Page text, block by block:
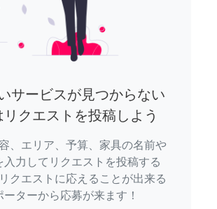
サービスが見つからない
リクエストを投稿しよう
、エリア、予算、家具の名前や
入力してリクエストを投稿する
クエストに応えることが出来る
ーターから応募が来ます！